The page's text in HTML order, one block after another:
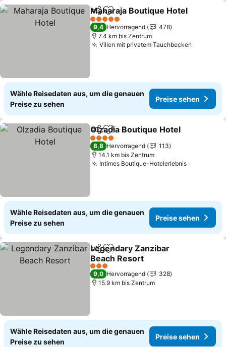
TeilenZu Favoriten hinzufügen
Maharaja Boutique Hotel
5 Sterne
9,4 Hervorragend
478
7.4 km bis Zentrum
Villen mit privatem Tauchbecken
Wähle Reisedaten aus, um die genauen
Preise zu sehen
Preise sehen
TeilenZu Favoriten hinzufügen
Olzadia Boutique Hotel
4 Sterne
8,8 Hervorragend
113
14.1 km bis Zentrum
Intimes Boutique-HotelerlebnisPreise
Wähle Reisedaten aus, um die genauen
Preise zu sehen
Preise sehen
TeilenZu Favoriten hinzufügen
Legendary Zanzibar
Beach Resort
Preise sehen
3 Sterne
9,0 Hervorragend
328
15.9 km bis Zentrum
Wähle Reisedaten aus, um die genauen
Preise zu sehen
Preise sehen